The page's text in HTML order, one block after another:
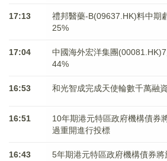
17:13
禮邦醫藥-B(09637.HK)料中期
25%
17:04
中國海外宏洋集團
44%
16:53 和光智成完成天使輪數千萬融資
16:51
10年期港元特區政府機構債券
過重開進行投標
16:43
5年期港元特區政府機構債券